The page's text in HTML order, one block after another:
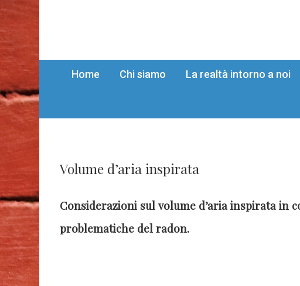
Home Chi siamo La realtà intorno a noi
Volume d’aria inspirata
Considerazioni sul volume d’aria inspirata in
problematiche del radon.